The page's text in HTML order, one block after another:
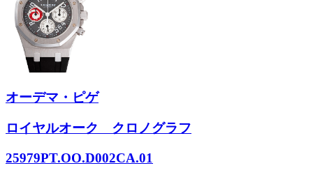
オーデマ・ピゲ
ロイヤルオーク クロノグラフ
25979PT.OO.D002CA.01